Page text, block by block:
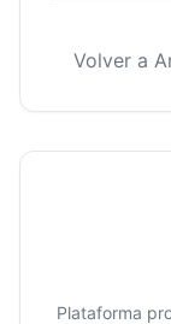
Volver a
Plataforma